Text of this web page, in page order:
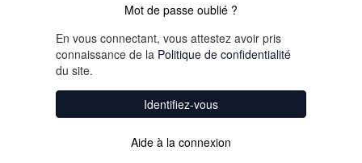
Mot de passe oublié ?
En vous connectant, vous attestez avoir pris
connaissance de la Politique de confidentialité
du site.
Identifiez-vous
Aide à la connexion